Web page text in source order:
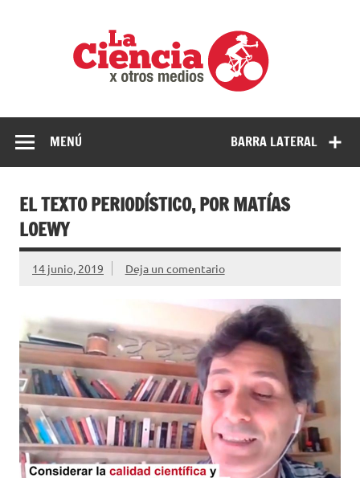
otros
BARRA LATERAL
MENÚ
EL TEXTO PERIODÍSTICO, POR MATÍAS
LOEWY
14 junio, 2019 Deja un comentario